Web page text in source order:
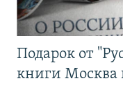
Подарок от
книги Москва